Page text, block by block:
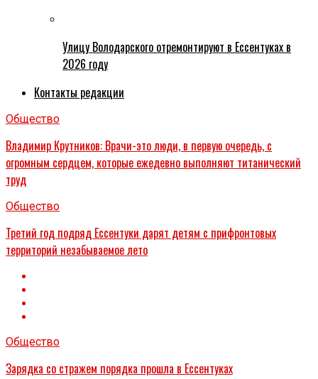
Улицу Володарского отремонтируют в Ессентуках в
2026 году
Контакты редакции
Общество
Владимир Крутников: Врачи-это люди, в первую очередь, с
огромным сердцем, которые ежедевно выполняют титанический
труд
Общество
Третий год подряд Ессентуки дарят детям с прифронтовых
территорий незабываемое лето
Общество
Зарядка со стражем порядка прошла в Ессентуках